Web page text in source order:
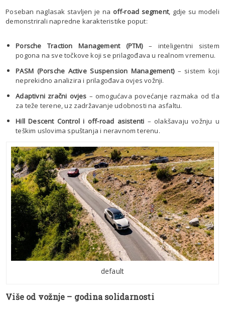
Poseban naglasak stavljen je na off-road segment, gdje su modeli
demonstrirali napredne karakteristike poput:
Porsche Traction Management (PTM)– inteligentni sistem
pogona na sve točkove koji se prilagođava u realnom vremenu.
PASM (Porsche Active Suspension Management)– sistem koji
neprekidno analizira i prilagođava ovjes vožnji.
Adaptivni zračni ovjes – omogućava povećanje razmaka od tla
za teže terene, uz zadržavanje udobnosti na asfaltu.
Hill Descent Control i off-road asistenti – olakšavaju vožnju u
teškim uslovima spuštanja i neravnom terenu.
default
Više od vožnje – godina solidarnosti